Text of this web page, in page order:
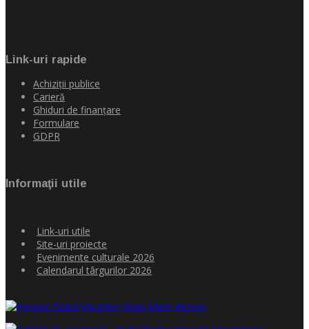
Link-uri rapide
Achiziţii publice
Carieră
Ghiduri de finanţare
Formulare
GDPR
Informaţii utile
Link-uri utile
Site-uri proiecte
Evenimente culturale 2026
Calendarul târgurilor 2026